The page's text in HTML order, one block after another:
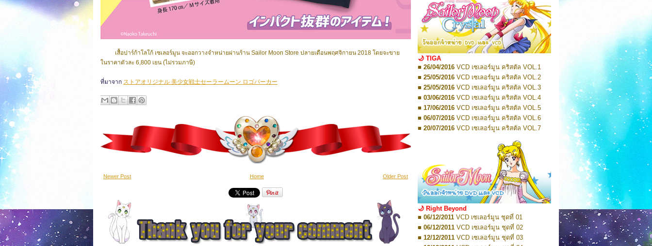
เสื้อปาร์ก้าโลโก้ เซเลอร์มูน จะออกวางจำหน่ายผ่านร้าน Sailor Moon Store ปลายเดือนพฤศจิกายน 2018 โดยจะขาย
ในราคาตัวละ 6,800 เยน (ไม่รวมภาษี)
ที่มาจาก ストアオリジナル 美少女戦士セーラームーン ロゴパーカー
Newer Post Older Post
Home
■ 09/2018Pretty Guardian Sailor Moon Short
Stories 2
■ 01/2022Pretty Guardian Sailor Moon Eternal
Edition 1
■ 01/2022Pretty Guardian Sailor Moon Eternal
Edition 2
■ 03/2022Pretty Guardian Sailor Moon Eternal
Edition 3
■ 03/2022
Pretty Guardian Sailor Moon Eternal
Edition 4
■ 07/2022Pretty Guardian Sailor Moon Eternal
Edition 5
■ 07/2022Pretty Guardian Sailor Moon Eternal
Edition 6
■ 11/2022Pretty Guardian Sailor Moon Eternal
■ 01/2023Pretty Guardian Sailor Moon Eternal
Edition 8
Pretty Guardian Sailor Moon Eternal
■ TBA 2026
Code Name: Sailor V 1
■ TBA 2026Code Name: Sailor V 2
🌙 TIGA
■ 26/04/2016
■ 25/05/2016 VCD เซเลอร์มูน คริสตัล VOL.2
■ 25/05/2016 VCD เซเลอร์มูน คริสตัล VOL.3
■ 03/06/2016 VCD เซเลอร์มูน คริสตัล VOL.4
■ 17/06/2016 VCD เซเลอร์มูน คริสตัล VOL.5
■ 06/07/2016 VCD เซเลอร์มูน คริสตัล VOL.6
■ 20/07/2016 VCD เซเลอร์มูน คริสตัล VOL.7
■ 20/07/2016 VCD เซเลอร์มูน คริสตัล VOL.8
VCD เซเลอร์มูน คริสตัล VOL.9
VCD เซเลอร์มูน คริสตัล VOL.10
VCD เซเลอร์มูน คริสตัล VOL.11
■ 10/08/2016 VCD เซเลอร์มูน คริสตัล VOL.12
■ 17/08/2016VCD เซเลอร์มูน คริสตัล VOL.13
■ 26/05/2016DVD เซเลอร์มูน คริสตัล VOL.1
■ 08/07/2016DVD เซเลอร์มูน คริสตัล VOL.2
■ 19/08/2016DVD เซเลอร์มูน คริสตัล VOL.3
DVD เซเลอร์มูน คริสตัล VOL.4
DVD เซเลอร์มูน คริสตัล VOL.5
DVD เซเลอร์มูน คริสตัล VOL.6
🌙 Right Beyond
■ 06/12/2011VCD เซเลอร์มูน ชุดที่ 01
■ 06/12/2011 VCD เซเลอร์มูน ชุดที่ 02
■ 12/12/2011 VCD เซเลอร์มูน ชุดที่ 03
■ 12/12/2011 VCD เซเลอร์มูน ชุดที่ 04